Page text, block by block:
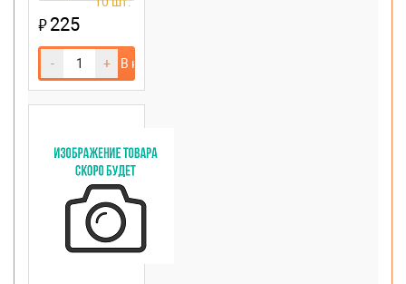
₽225
- + В корзину